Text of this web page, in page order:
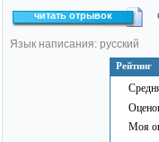
Рейтинг
Моя
читать отрывок
Язык написания: русский